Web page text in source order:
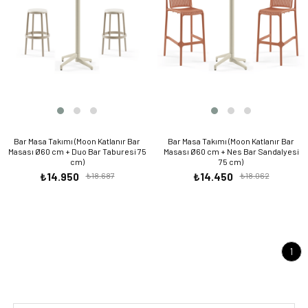
Bar Masa Takımı (Moon Katlanır Bar
Masası Ø60 cm + Duo Bar Taburesi 75
cm)
₺14.950 ₺18.687
Bar Masa Takımı (Moon Katlanır Bar
Masası Ø60 cm + Nes Bar Sandalyesi
75 cm)
₺14.450 ₺18.062
1